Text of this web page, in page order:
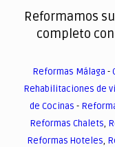
Reformamos
completo
Reformas Málaga -
Rehabilitaciones de
de Cocinas -
Reformas Chalets,
Reformas Hoteles,